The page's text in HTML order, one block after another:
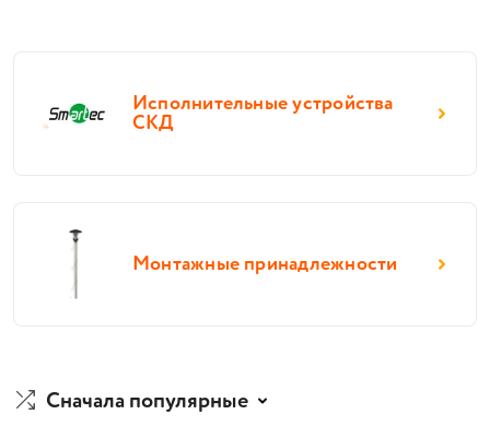
Исполнительные устройства
СКД
Монтажные принадлежности
Сначала популярные